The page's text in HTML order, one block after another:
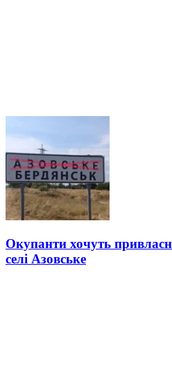
Окупанти хочуть
селі Азовське